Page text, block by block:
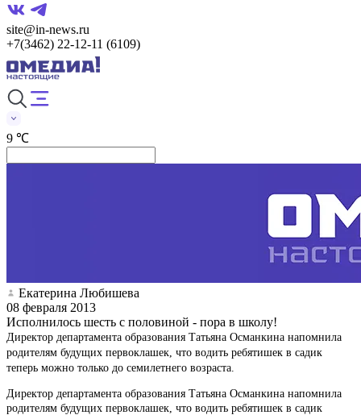
site@in-news.ru
+7(3462) 22-12-11 (6109)
9 ℃
Екатерина Любишева
08 февраля 2013
Исполнилось шесть с половиной - пора в школу!
Директор департамента образования Татьяна Османкина напомнила
родителям будущих первоклашек, что водить ребятишек в садик
теперь можно только до семилетнего возраста.
Директор департамента образования Татьяна Османкина напомнила
родителям будущих первоклашек, что водить ребятишек в садик